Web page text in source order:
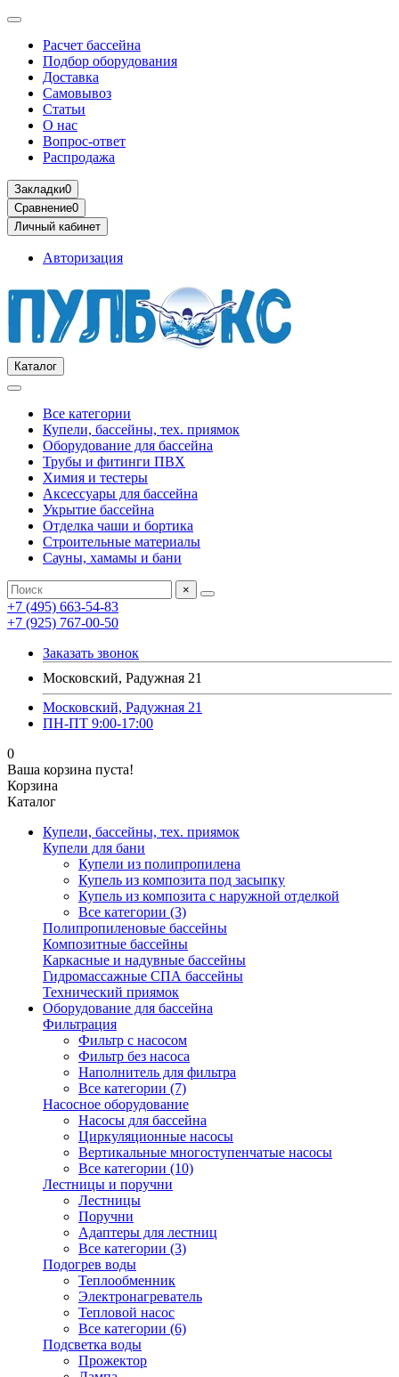
Расчет бассейна
Подбор оборудования
Доставка
Самовывоз
Статьи
О нас
Вопрос-ответ
Распродажа
Закладки0
Сравнение0
Личный кабинет
Авторизация
Каталог
Все категории
Купели, бассейны, тех. приямок
Оборудование для бассейна
Трубы и фитинги ПВХ
Химия и тестеры
Аксессуары для бассейна
Укрытие бассейна
Отделка чаши и бортика
Строительные материалы
Сауны, хамамы и бани
×
+7 (495) 663-54-83
+7 (925) 767-00-50
Заказать звонок
Московский, Радужная 21
Московский, Радужная 21
ПН-ПТ 9:00-17:00
0
Ваша корзина пуста!
Корзина
Каталог
Купели, бассейны, тех. приямок
Купели для бани
Купели из полипропилена
Купель из композита под засыпку
Купель из композита с наружной отделкой
Все категории (3)
Полипропиленовые бассейны
Композитные бассейны
Каркасные и надувные бассейны
Гидромассажные СПА бассейны
Технический приямок
Оборудование для бассейна
Фильтрация
Фильтр с насосом
Фильтр без насоса
Наполнитель для фильтра
Все категории (7)
Насосное оборудование
Насосы для бассейна
Циркуляционные насосы
Вертикальные многоступенчатые насосы
Все категории (10)
Лестницы и поручни
Лестницы
Поручни
Адаптеры для лестниц
Все категории (3)
Подогрев воды
Теплообменник
Электронагреватель
Тепловой насос
Все категории (6)
Подсветка воды
Прожектор